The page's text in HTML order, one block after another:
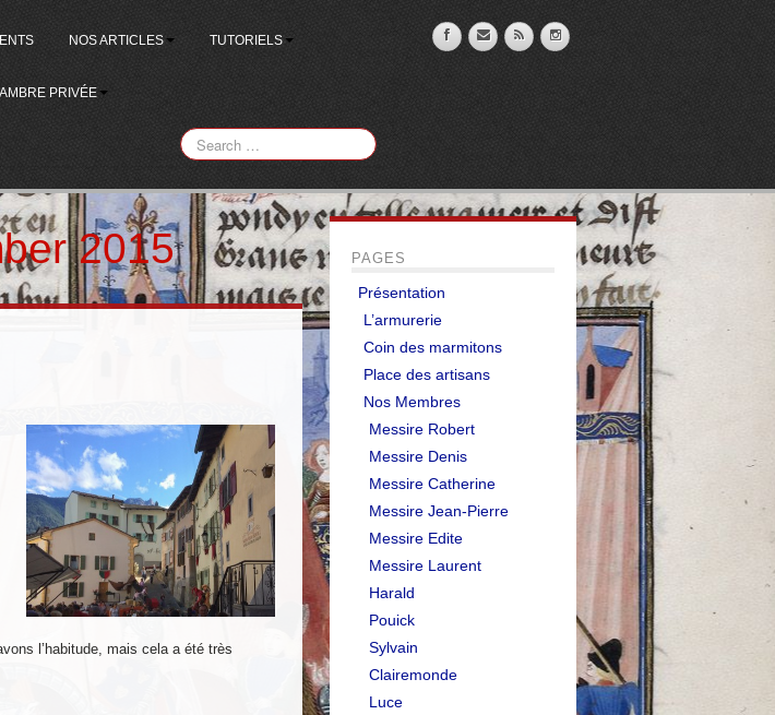
NOS ARTICLES TUTORIELS
PRIVÉE
2015
l’habitude, mais cela a été très
PAGES
Présentation
L’armurerie
Coin des marmitons
Place des artisans
Nos Membres
Messire Robert
Messire Denis
Messire Catherine
Messire Jean-Pierre
Messire Edite
Messire Laurent
Harald
Pouick
Sylvain
Clairemonde
Luce